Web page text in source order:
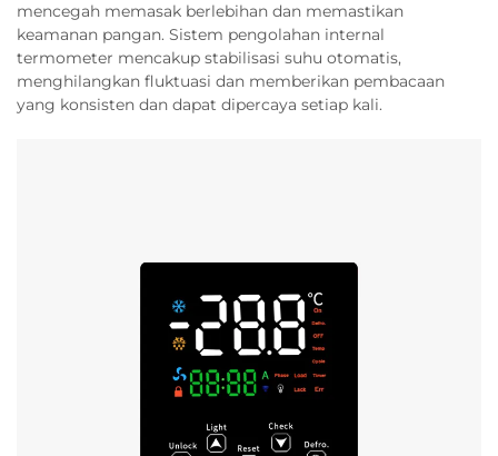
mencegah memasak berlebihan dan memastikan
keamanan pangan. Sistem pengolahan internal
termometer mencakup stabilisasi suhu otomatis,
menghilangkan fluktuasi dan memberikan pembacaan
yang konsisten dan dapat dipercaya setiap kali.